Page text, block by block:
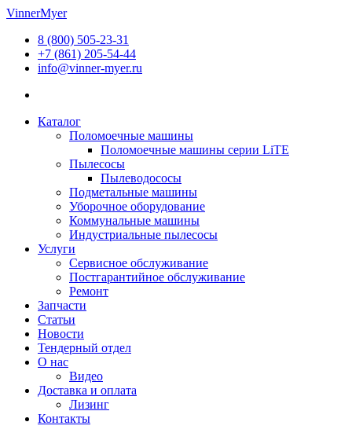
Перейти
содержимому
VinnerMyer
8 (800) 505-23-31
+7 (861) 205-54-44
info@vinner-myer.ru
Каталог
Поломоечные машины
Поломоечные машины серии LiTE
Пылесосы
Пылеводососы
Подметальные машины
Уборочное оборудование
Коммунальные машины
Индустриальные пылесосы
Услуги
Сервисное обслуживание
Постгарантийное обслуживание
Ремонт
Запчасти
Статьи
Новости
Тендерный отдел
О нас
Видео
Доставка и оплата
Лизинг
Контакты